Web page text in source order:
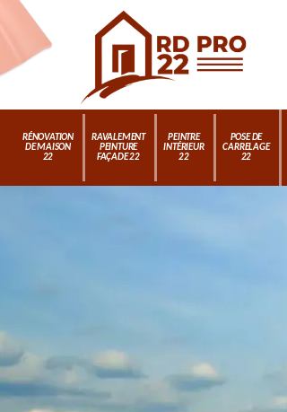
RÉNOVATION
DE MAISON
22
RAVALEMENT
PEINTURE
FAÇADE 22
PEINTRE
INTÉRIEUR
22
POSE DE
CARRELAGE
22